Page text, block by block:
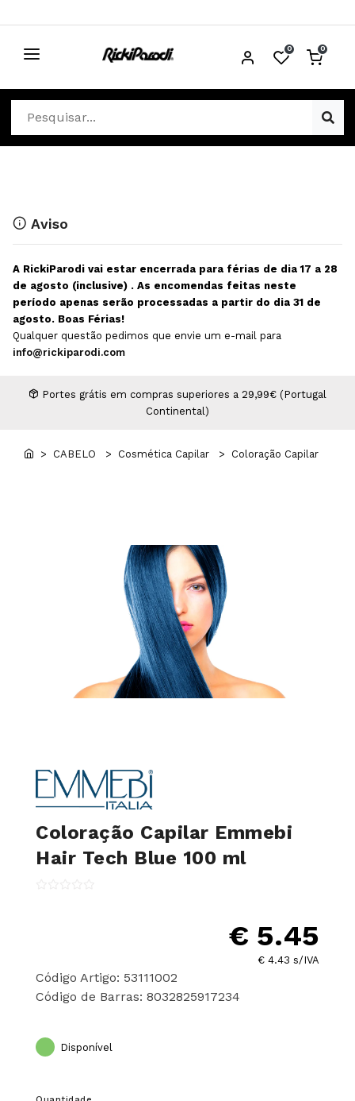
0 0
CABELO
Cosmética Capilar
Equipamentos Elétricos
Escovas e Pente
Extensões
MAN WORLD - Espaço Homem
Professional Wear
Depilação
Descartáveis Estética
Diversos Estética
Equipamentos Depilação
Maquilhagem Profissional
Aviso
A RickiParodi vai estar encerrada para férias de dia 17 a 28
de agosto (inclusive) . As encomendas feitas neste
período apenas serão processadas a partir do dia 31 de
agosto. Boas Férias!
Qualquer questão pedimos que envie um e-mail para
info@rickiparodi.com
Portes grátis em compras superiores a 29,99€ (Portugal
Continental)
> CABELO > Cosmética Capilar > Coloração Capilar
Coloração Capilar Emmebi
Hair Tech Blue 100 ml
€ 5.45
€ 4.43 s/IVA
Código Artigo: 53111002
Código de Barras: 8032825917234
Disponível